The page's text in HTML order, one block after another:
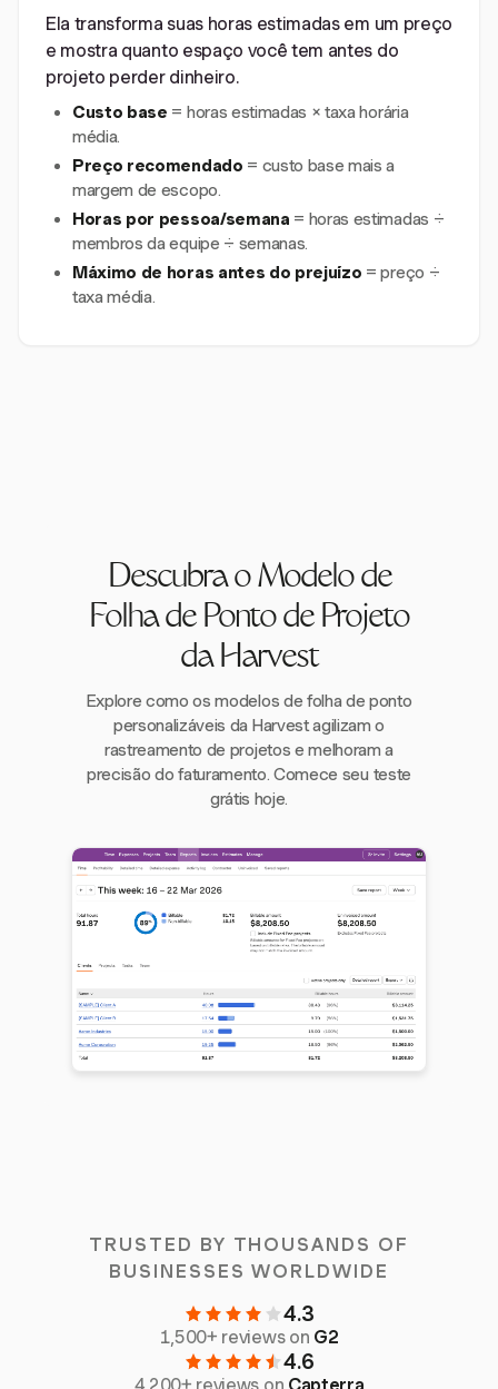
Ela transforma suas horas estimadas em um preço
e mostra quanto espaço você tem antes do
projeto perder dinheiro.
Custo base = horas estimadas × taxa horária
média.
Preço recomendado = custo base mais a
margem de escopo.
Horas por pessoa/semana = horas estimadas ÷
membros da equipe ÷ semanas.
Máximo de horas antes do prejuízo = preço ÷
taxa média.
Descubra o Modelo de
Folha de Ponto de Projeto
da Harvest
Explore como os modelos de folha de ponto
personalizáveis da Harvest agilizam o
rastreamento de projetos e melhoram a
precisão do faturamento. Comece seu teste
grátis hoje.
TRUSTED BY THOUSANDS OF
BUSINESSES WORLDWIDE
4.3
1,500+ reviews on G2
4.6